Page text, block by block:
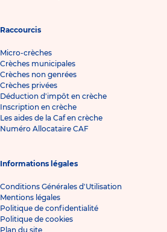
Raccourcis
Micro-crèches
Crèches municipales
Crèches non genrées
Crèches privées
Déduction d'impôt en crèche
Inscription en crèche
Les aides de la Caf en crèche
Numéro Allocataire CAF
Informations légales
Conditions Générales d'Utilisation
Mentions légales
Politique de confidentialité
Politique de cookies
Plan du site